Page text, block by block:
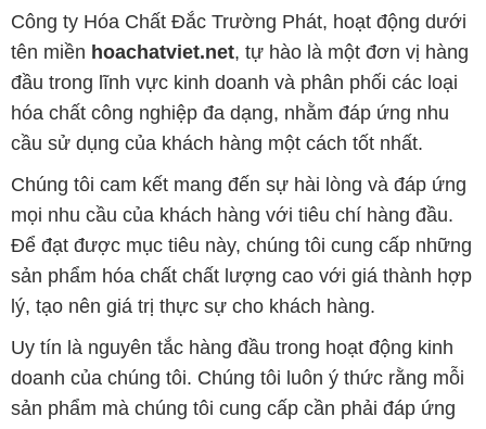
Công ty Hóa Chất Đắc Trường Phát, hoạt động dưới
tên miền hoachatviet.net, tự hào là một đơn vị hàng
đầu trong lĩnh vực kinh doanh và phân phối các loại
hóa chất công nghiệp đa dạng, nhằm đáp ứng nhu
cầu sử dụng của khách hàng một cách tốt nhất.
Chúng tôi cam kết mang đến sự hài lòng và đáp ứng
mọi nhu cầu của khách hàng với tiêu chí hàng đầu.
Để đạt được mục tiêu này, chúng tôi cung cấp những
sản phẩm hóa chất chất lượng cao với giá thành hợp
lý, tạo nên giá trị thực sự cho khách hàng.
Uy tín là nguyên tắc hàng đầu trong hoạt động kinh
doanh của chúng tôi. Chúng tôi luôn ý thức rằng mỗi
sản phẩm mà chúng tôi cung cấp cần phải đáp ứng